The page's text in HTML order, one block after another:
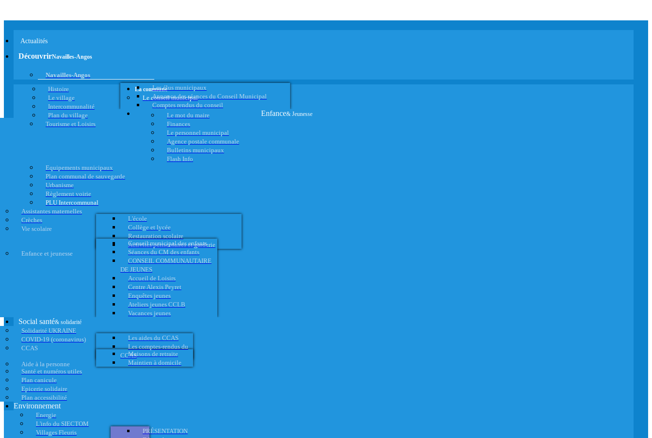
Actualités
DécouvrirNavailles-Angos
Navailles-Angos
Histoire
Le village
Intercommunalité
Plan du village
Tourisme et Loisirs
La commune
Le conseil municipal
Les élus municipaux
Annonce des séances du Conseil Municipal
Comptes rendus du conseil
Le mot du maire
Finances
Le personnel municipal
Agence postale communale
Bulletins municipaux
Flash Info
Equipements municipaux
Plan communal de sauvegarde
Urbanisme
Règlement voirie
PLU Intercommunal
Enfance& Jeunesse
Assistantes maternelles
Crèches
Vie scolaire
L'école
Collège et lycée
Restauration scolaire
Activités périscolaires et garderie
Enfance et jeunesse
Conseil municipal des enfants
Séances du CM des enfants
CONSEIL COMMUNAUTAIRE
DE JEUNES
Accueil de Loisirs
Centre Alexis Peyret
Enquêtes jeunes
Ateliers jeunes CCLB
Vacances jeunes
Social santé& solidarité
Solidarité UKRAINE
COVID-19 (coronavirus)
CCAS
Les aides du CCAS
Les comptes-rendus du
CCAS
Aide à la personne
Maisons de retraite
Maintien à domicile
Santé et numéros utiles
Plan canicule
Epicerie solidaire
Plan accessibilité
Environnement
Energie
L'info du SIECTOM
Villages Fleuris
PRÉSENTATION